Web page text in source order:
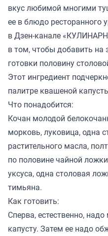
вкус любимой многими
ее в блюдо ресторанного
в Дзен-канале «
в том, чтобы добавить
готовки половину
Этот ингредиент
палитре квашеной
Что понадобится:
Кочан молодой
морковь, луковица, одна
растительного масла,
по половине чайной
уксуса, одна столовая
тимьяна.
Как готовить:
Сперва, естественно,
капусту. Затем ее надо